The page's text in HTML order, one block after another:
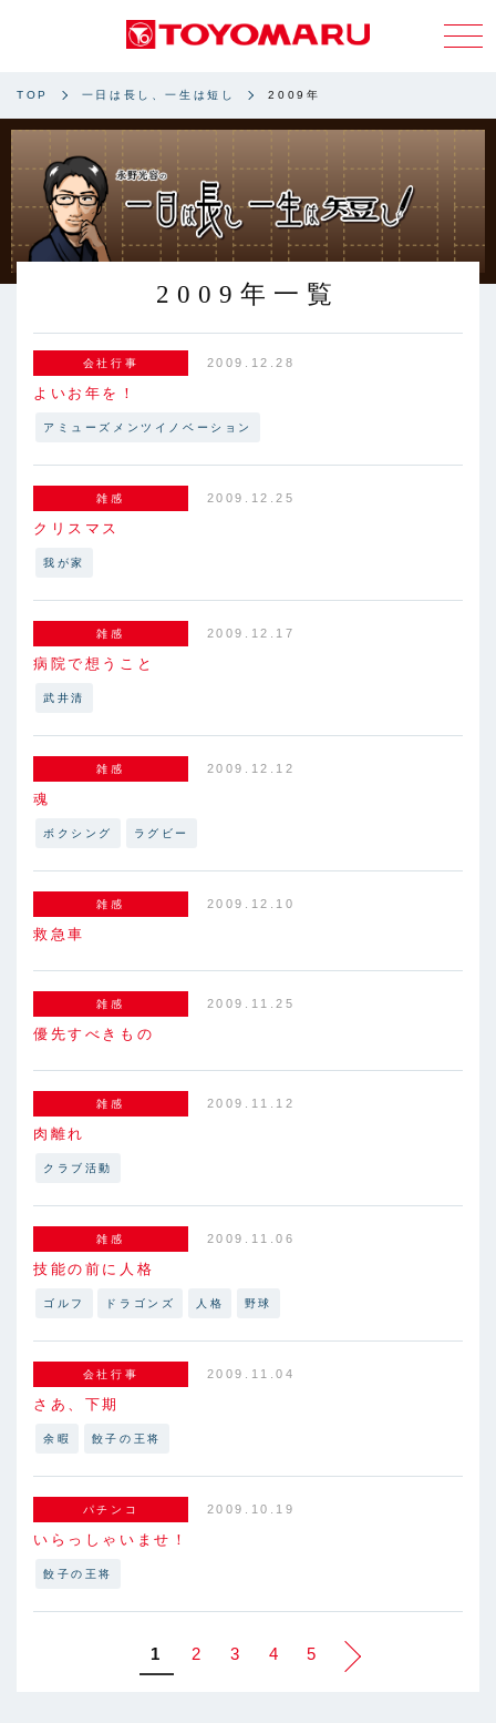
TOP 一日は長し、一生は短し 2009年
2009年一覧
会社行事 2009.12.28
よいお年を！
アミューズメンツイノベーション
雑感 2009.12.25
クリスマス
我が家
雑感 2009.12.17
病院で想うこと
武井清
雑感 2009.12.12
魂
ボクシング ラグビー
雑感 2009.12.10
救急車
雑感 2009.11.25
優先すべきもの
雑感 2009.11.12
肉離れ
クラブ活動
雑感 2009.11.06
技能の前に人格
ゴルフ ドラゴンズ 人格 野球
会社行事 2009.11.04
さあ、下期
余暇 餃子の王将
パチンコ 2009.10.19
いらっしゃいませ！
餃子の王将
1 2 3 4 5